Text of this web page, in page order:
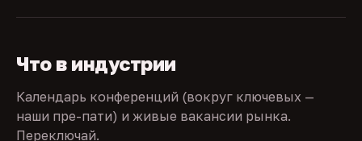
Что в индустрии
Календарь конференций (вокруг ключевых —
наши пре-пати) и живые вакансии рынка.
Переключай.